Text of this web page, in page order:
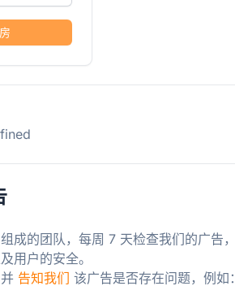
成的团队，每周 7 天检查我们的广告，
用户的安全。
告知我们 该广告是否存在问题，例如：